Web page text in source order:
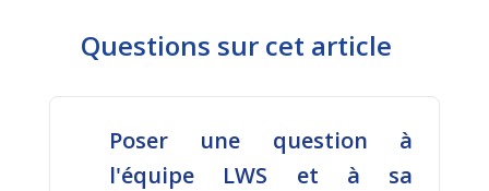
Questions sur cet article
Poser une question à
l'équipe LWS et à sa